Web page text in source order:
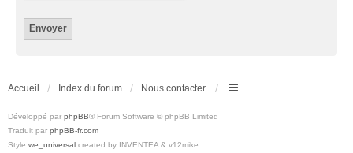
Accueil Index du forum Nous contacter
Développé par phpBB® Forum Software © phpBB Limited
Traduit par phpBB-fr.com
Style we_universal created by INVENTEA & v12mike